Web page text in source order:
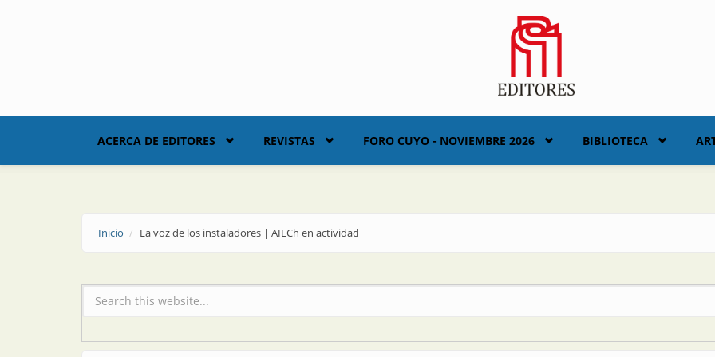
ACERCA DE EDITORES REVISTAS FORO CUYO - NOVIEMBRE 2026 BIBLIOTECA
Inicio La voz de los instaladores | AIECh en actividad
Formulario de búsqueda